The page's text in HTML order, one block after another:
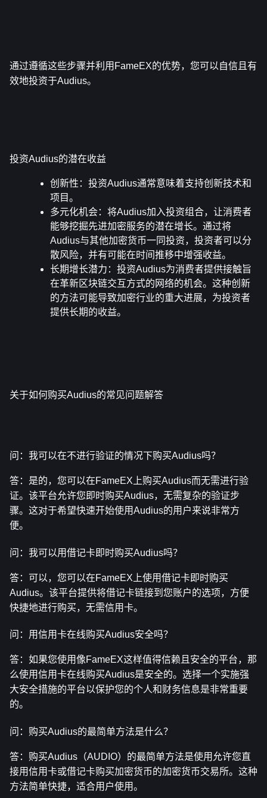
通过遵循这些步骤并利用FameEX的优势，您可以自信且有
效地投资于Audius。
投资Audius的潜在收益
创新性 ：投资Audius通常意味着支持创新技术和
项目。
多元化机会：将Audius加入投资组合，让消费者
能够挖掘先进加密服务的潜在增长。通过将
Audius与其他加密货币一同投资，投资者可以分
散风险，并有可能在时间推移中增强收益。
长期增长潜力 ：投资Audius为消费者提供接触旨
在革新区块链交互方式的网络的机会。这种创新
的方法可能导致加密行业的重大进展，为投资者
提供长期的收益。
关于如何购买Audius的常见问题解答
问：我可以在不进行验证的情况下购买Audius吗？
答：是的，您可以在FameEX上购买Audius而无需进行验
证。该平台允许您即时购买Audius，无需复杂的验证步
骤。这对于希望快速开始使用Audius的用户来说非常方
便。
问：我可以用借记卡即时购买Audius吗？
答：可以，您可以在FameEX上使用借记卡即时购买
Audius。该平台提供将借记卡链接到您账户的选项，方便
快捷地进行购买，无需信用卡。
问：用信用卡在线购买Audius安全吗？
答：如果您使用像FameEX这样值得信赖且安全的平台，那
么使用信用卡在线购买Audius是安全的。选择一个实施强
大安全措施的平台以保护您的个人和财务信息是非常重要
的。
问：购买Audius的最简单方法是什么？
答：购买Audius（AUDIO）的最简单方法是使用允许您直
接用信用卡或借记卡购买加密货币的加密货币交易所。这种
方法简单快捷，适合用户使用。